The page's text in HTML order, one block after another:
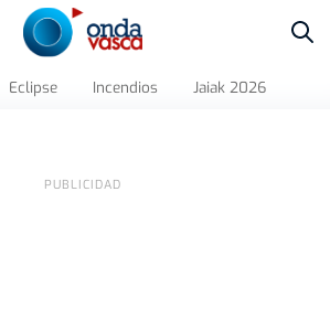
Eclipse Incendios Jaiak 2026